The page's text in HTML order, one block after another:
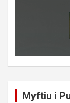
Myftiu i